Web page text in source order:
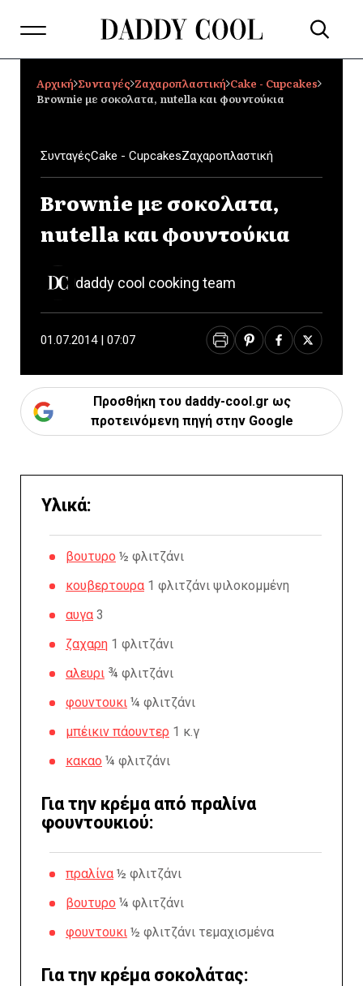
Αρχική Συνταγές Ζαχαροπλαστική Cake - Cupcakes
Brownie με σοκολατα, nutella και φουντούκια
ΣυνταγέςCake - CupcakesΖαχαροπλαστική
Brownie με σοκολατα,
nutella και φουντούκια
daddy cool cooking team
01.07.2014 | 07:07
Προσθήκη του daddy-cool.gr ως
προτεινόμενη πηγή στην Google
Υλικά:
βουτυρο ½ φλιτζάνι
κουβερτουρα 1 φλιτζάνι ψιλοκομμένη
αυγα 3
ζαχαρη 1 φλιτζάνι
αλευρι ¾ φλιτζάνι
φουντουκι ¼ φλιτζάνι
μπέικιν πάουντερ 1 κ.γ
κακαο ¼ φλιτζάνι
Για την κρέμα από πραλίνα
φουντουκιού:
πραλίνα ½ φλιτζάνι
βουτυρο ¼ φλιτζάνι
φουντουκι ½ φλιτζάνι τεμαχισμένα
Για την κρέμα σοκολάτας: